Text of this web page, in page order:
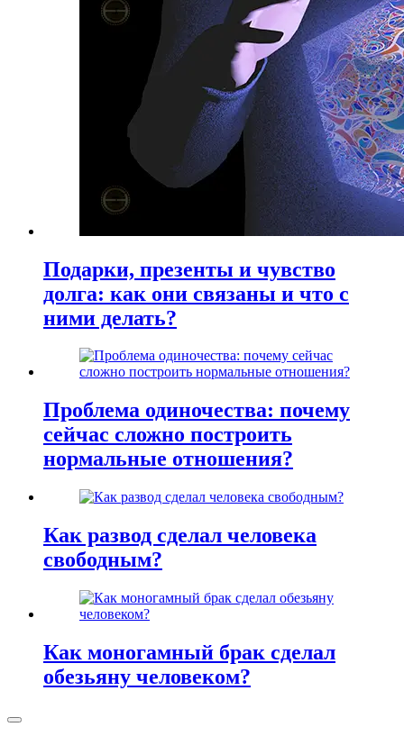
Подарки, презенты и чувство
долга: как они связаны и что с
ними делать?
Проблема одиночества: почему
сейчас сложно построить
нормальные отношения?
Как развод сделал человека
свободным?
Как моногамный брак сделал
обезьяну человеком?